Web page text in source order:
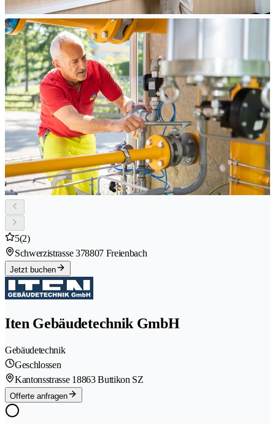
5(2)
Schwerzistrasse 378807 Freienbach
Jetzt buchen
Iten Gebäudetechnik GmbH
Gebäudetechnik
Geschlossen
Kantonsstrasse 18863 Buttikon SZ
Offerte anfragen